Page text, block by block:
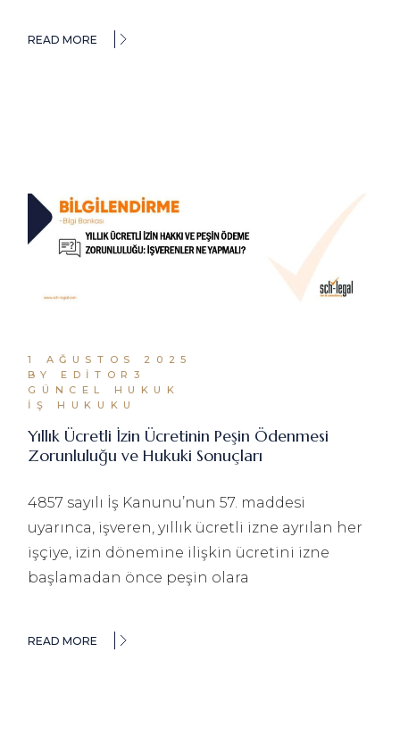
READ MORE
1 AĞUSTOS 2025
BY EDITOR3
GÜNCEL HUKUK
İŞ HUKUKU
Yıllık Ücretli İzin Ücretinin Peşin Ödenmesi
Zorunluluğu ve Hukuki Sonuçları
4857 sayılı İş Kanunu’nun 57. maddesi
uyarınca, işveren, yıllık ücretli izne ayrılan her
işçiye, izin dönemine ilişkin ücretini izne
başlamadan önce peşin olara
READ MORE